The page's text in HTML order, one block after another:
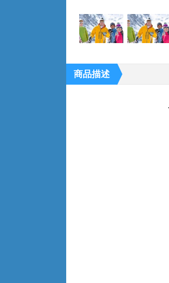
商品描述